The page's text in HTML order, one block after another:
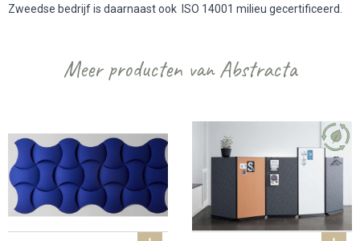
Zweedse bedrijf is daarnaast ook ISO 14001 milieu gecertificeerd.
Meer producten van Abstracta